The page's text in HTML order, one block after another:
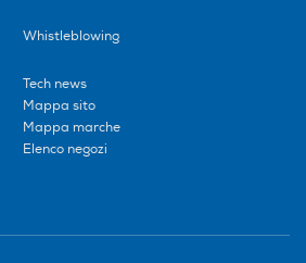
Whistleblowing
Tech news
Mappa sito
Mappa marche
Elenco negozi